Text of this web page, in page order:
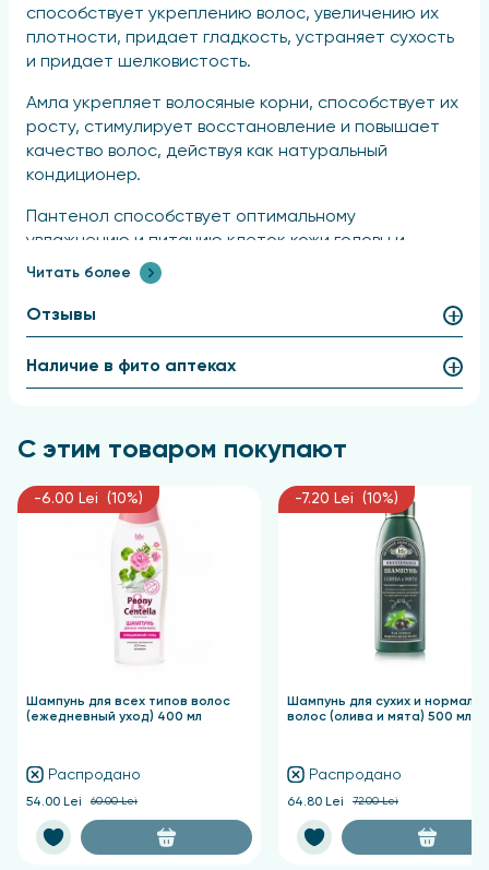
способствует укреплению волос, увеличению их
плотности, придает гладкость, устраняет сухость
и придает шелковистость.
Амла укрепляет волосяные корни, способствует их
росту, стимулирует восстановление и повышает
качество волос, действуя как натуральный
кондиционер.
Пантенол способствует оптимальному
увлажнению и питанию клеток кожи головы и
волосяных корней, что стимулирует рост волос и
препятствует их выпадению. Он защищает
структуру волос как изнутри, так и снаружи,
предотвращает их повреждение, восстанавливает
упругость и здоровый блеск.
Нанесите шампунь на увлажненные волосы,
помощью легких массажных движений, затем
тщательно промойте волосы теплой водой до
полного удаления шампуня.
Читать более
Отзывы
Наличие в фито аптеках
С этим товаром покупают
-6.00 Lei (10%)
Шампунь для всех типов волос
(ежедневный уход) 400 мл
Распродано
54.00 Lei 60.00 Lei
-7.20 Lei (10%)
Шампунь для сухих и
волос (олива и мята) 500 мл
Распродано
64.80 Lei 72.00 Lei